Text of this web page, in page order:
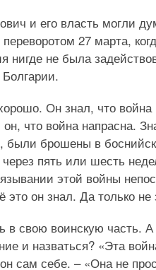
и его власть могли
27 марта,
нигде не была
Он знал, что
что война напрасна.
были брошены в
пять или шесть
этой войны
это он знал. Да только
в свою воинскую часть.
и назваться? «Эта
сам себе. – «Она не